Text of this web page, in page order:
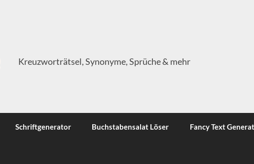
Kreuzworträtsel, Synonyme, Sprüche & mehr
Schriftgenerator Buchstabensalat Löser Fancy Text